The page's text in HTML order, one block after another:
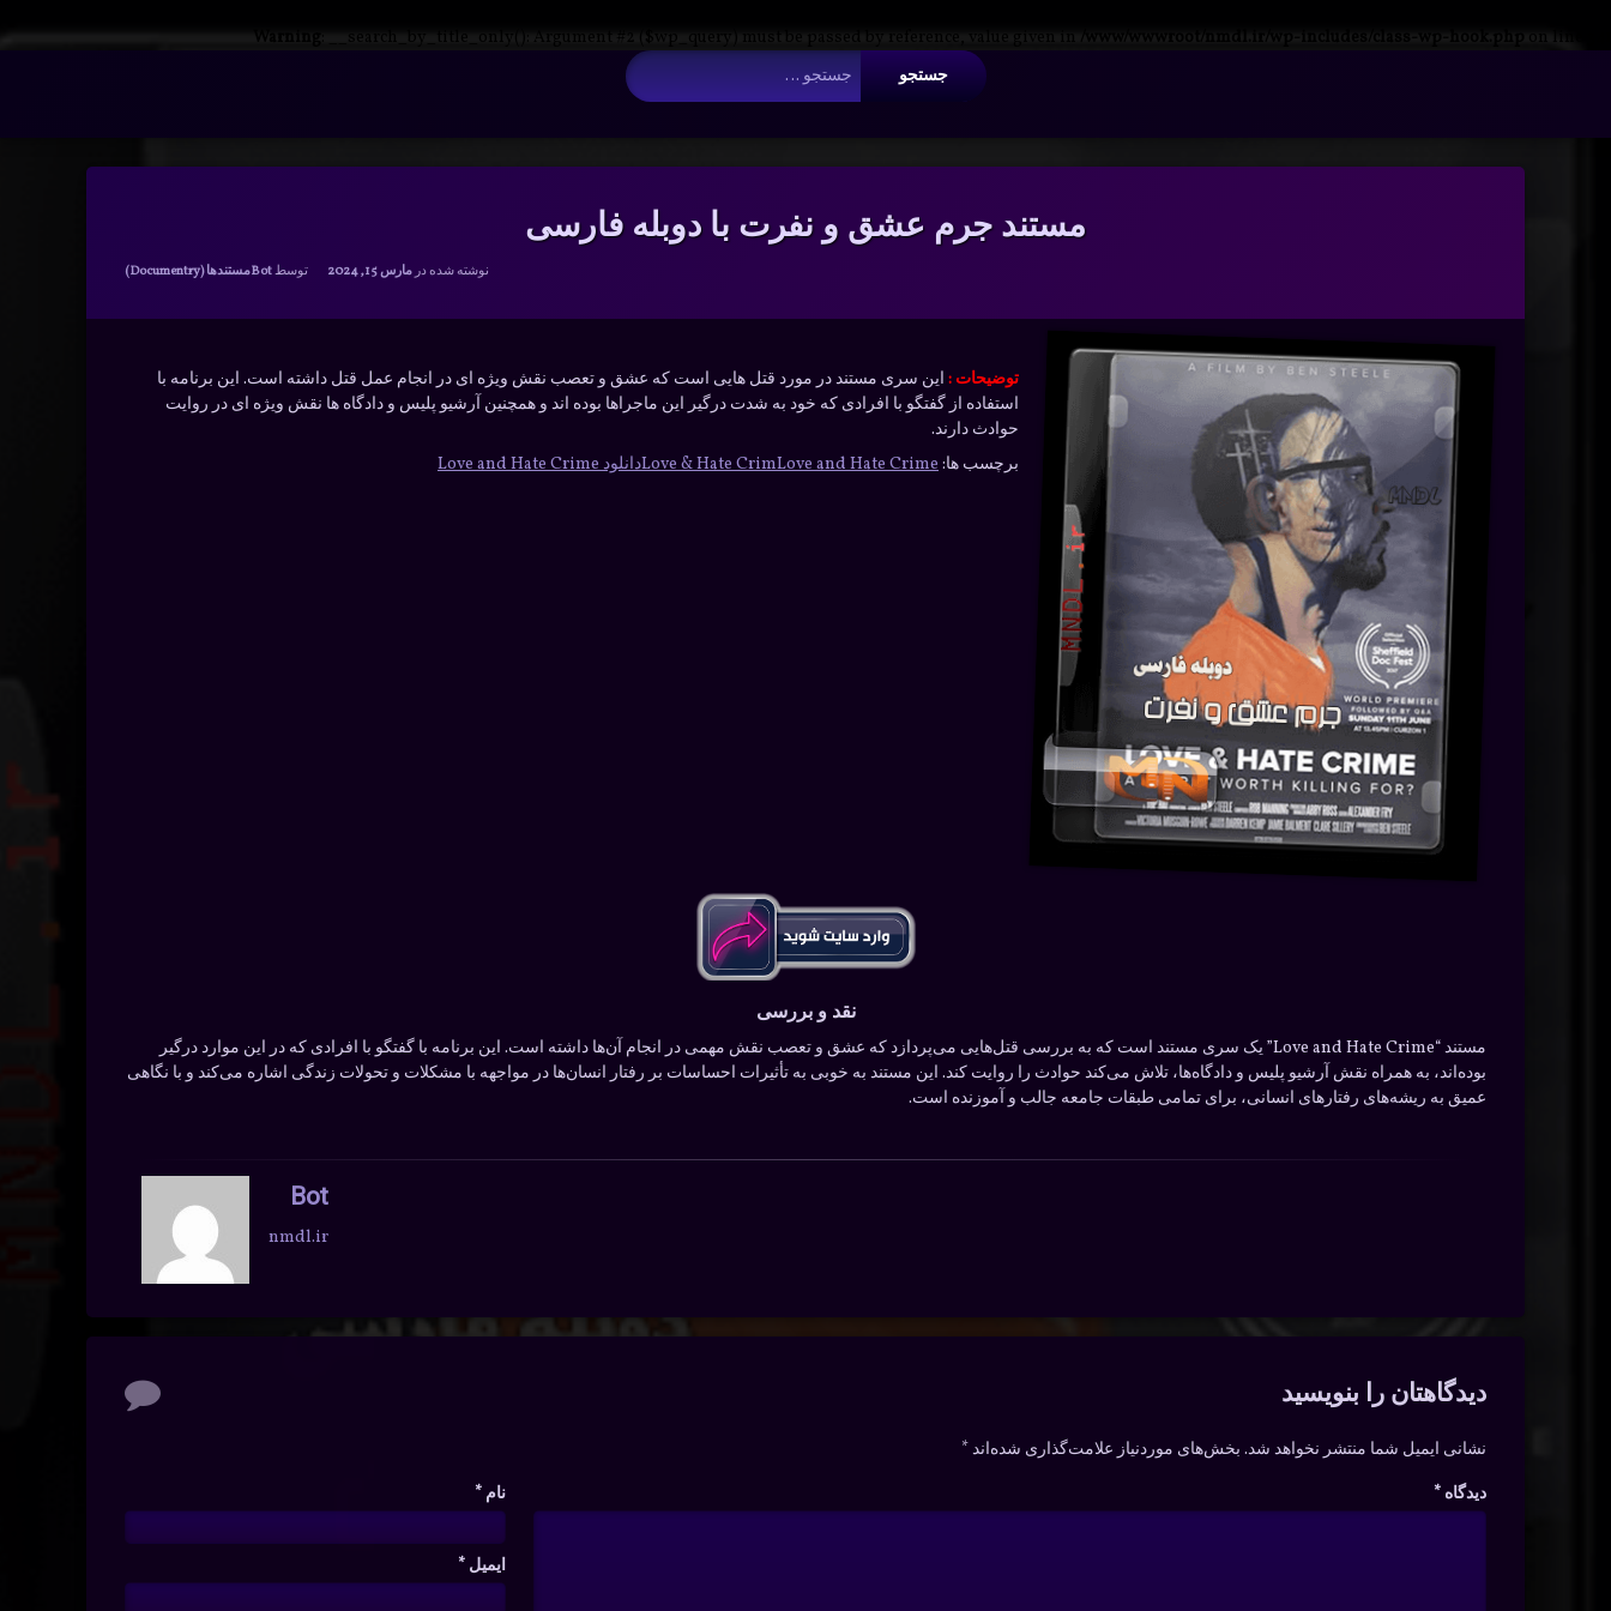
Warning : __search_by_title_only(): Argument #2 ($wp_query) must be passed by reference, value given in
جستجو برای:
مستند جرم عشق و نفرت با دوبله فارسی
نوشته شده درمارس 15, 2024 توسطBotدسته بندی ها:
مستندها (Documentry)
توضیحات : این سری مستند در مورد قتل هایی است که عشق و تعصب نقش ویژه ای در انجام عمل قتل داشته است. این برنامه با
استفاده از گفتگو با افرادی که خود به شدت درگیر این ماجراها بوده اند و همچنین آرشیو پلیس و دادگاه ها نقش ویژه ای در روایت
حوادث دارند.
برچسب ها:
Love & Hate CrimLove and Hate Crime دانلود Love and Hate Crime
نقد و بررسی
مستند “Love and Hate Crime” یک سری مستند است که به بررسی قتل‌هایی می‌پردازد که عشق و تعصب نقش مهمی در انجام آن‌ها داشته است. این برنامه با گفتگو با افرادی که در این موارد درگیر
بوده‌اند، به همراه نقش آرشیو پلیس و دادگاه‌ها، تلاش می‌کند حوادث را روایت کند. این مستند به خوبی به تأثیرات احساسات بر رفتار انسان‌ها در مواجهه با مشکلات و تحولات زندگی اشاره می‌کند و با نگاهی
عمیق به ریشه‌های رفتارهای انسانی، برای تمامی طبقات جامعه جالب و آموزنده است.
Bot
nmdl.ir
دیدگاه‌ها
دیدگاهتان را بنویسید
نشانی ایمیل شما منتشر نخواهد شد. بخش‌های موردنیاز علامت‌گذاری شده‌اند*
دیدگاه * نام *
ایمیل *